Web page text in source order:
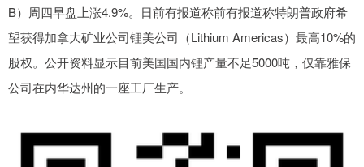
B）周四早盘上涨4.9%。日前有报道称前有报道称特朗普政府希
望获得加拿大矿业公司锂美公司（Lithium Americas）最高10%的
股权。公开资料显示目前美国国内锂产量不足5000吨，仅靠雅保
公司在内华达州的一座工厂生产。